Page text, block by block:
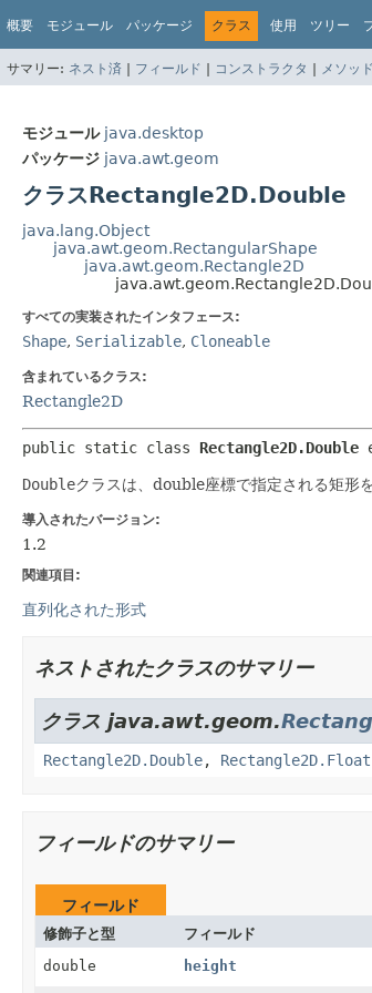
概要 モジュール パッケージ クラス 使用 ツリー
サマリー: ネスト済 | フィールド | コンストラクタ | メソッド
モジュール java.desktop
パッケージ java.awt.geom
クラスRectangle2D.Double
java.lang.Object
java.awt.geom.RectangularShape
java.awt.geom.Rectangle2D
すべての実装されたインタフェース:
Shape, Serializable, Cloneable
含まれているクラス:
Rectangle2D
public static class Rectangle2D.Double
Doubleクラスは、double座標で指定される矩形
導入されたバージョン:
1.2
関連項目:
直列化された形式
ネストされたクラスのサマリー
クラス java.awt.geom.
Rectangle2D.Double, Rectangle2D.Float
フィールドのサマリー
フィールド
修飾子と型 フィールド
double
height